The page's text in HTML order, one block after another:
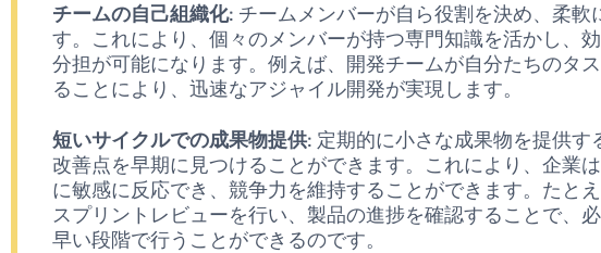
チームの自己組織化: チームメンバーが自ら役割を決め、柔軟
す。これにより、個々のメンバーが持つ専門知識を活かし、
分担が可能になります。例えば、開発チームが自分たちのタ
ることにより、迅速なアジャイル開発が実現します。
短いサイクルでの成果物提供: 定期的に小さな成果物を提供す
改善点を早期に見つけることができます。これにより、企業
に敏感に反応でき、競争力を維持することができます。たと
スプリントレビューを行い、製品の進捗を確認することで、
早い段階で行うことができるのです。